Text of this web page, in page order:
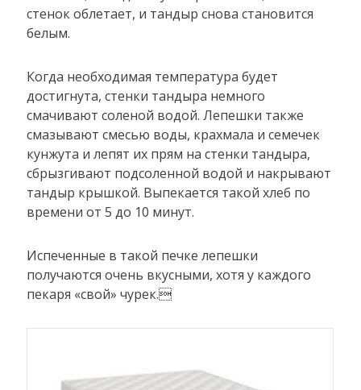
стенок облетает, и тандыр снова становится
белым.
Когда необходимая температура будет
достигнута, стенки тандыра немного
смачивают соленой водой. Лепешки также
смазывают смесью воды, крахмала и семечек
кунжута и лепят их прям на стенки тандыра,
сбрызгивают подсоленной водой и накрывают
тандыр крышкой. Выпекается такой хлеб по
времени от 5 до 10 минут.
Испеченные в такой печке лепешки
получаются очень вкусными, хотя у каждого
пекаря «свой» чурек.